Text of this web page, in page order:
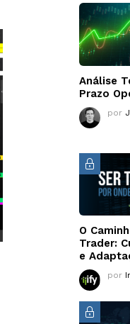
Análise
Prazo
por
O
Trader:
e
por